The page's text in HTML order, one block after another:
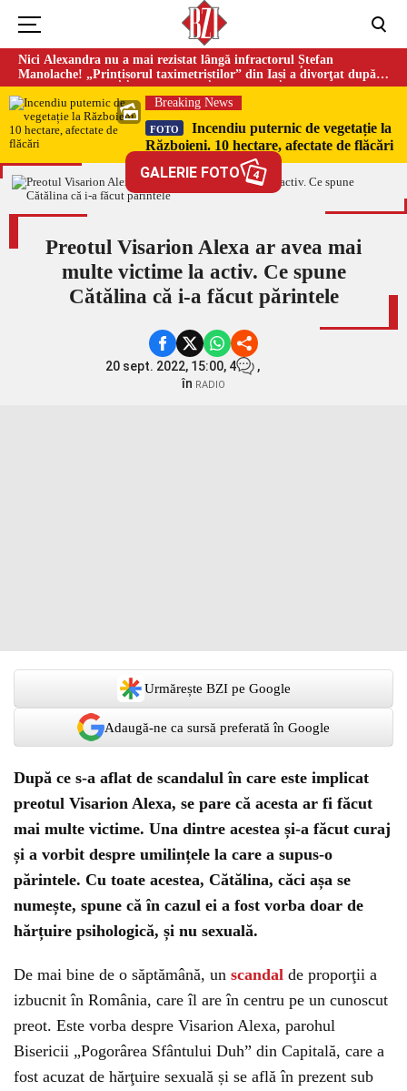
Nici Alexandra nu a mai rezistat lângă infractorul Ștefan
Manolache! „Prințișorul taximetriștilor” din Iași a divorţat după
doi ani de căsnicie
Breaking News
FOTO
Incendiu puternic de vegetație la
Războieni. 10 hectare, afectate de flăcări
GALERIE FOTO 4
Preotul Visarion Alexa ar avea mai
multe victime la activ. Ce spune
Cătălina că i-a făcut părintele
20 sept. 2022, 15:00, 4
,
în RADIO
Urmărește BZI pe Google
Adaugă-ne ca sursă preferată în Google
După ce s-a aflat de scandalul în care este implicat
preotul Visarion Alexa, se pare că acesta ar fi făcut
mai multe victime. Una dintre acestea și-a făcut curaj
și a vorbit despre umilințele la care a supus-o
părintele. Cu toate acestea, Cătălina, căci așa se
numește, spune că în cazul ei a fost vorba doar de
hărțuire psihologică, și nu sexuală.
De mai bine de o săptămână, un scandal de proporţii a
izbucnit în România, care îl are în centru pe un cunoscut
preot. Este vorba despre Visarion Alexa, parohul
Bisericii „Pogorârea Sfântului Duh” din Capitală, care a
fost acuzat de hărţuire sexuală și se află în prezent sub